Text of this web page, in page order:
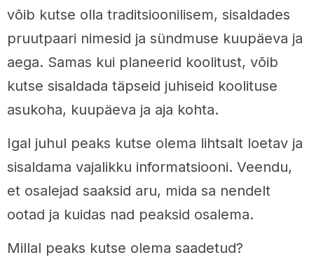
võib kutse olla traditsioonilisem, sisaldades
pruutpaari nimesid ja sündmuse kuupäeva ja
aega. Samas kui planeerid koolitust, võib
kutse sisaldada täpseid juhiseid koolituse
asukoha, kuupäeva ja aja kohta.
Igal juhul peaks kutse olema lihtsalt loetav ja
sisaldama vajalikku informatsiooni. Veendu,
et osalejad saaksid aru, mida sa nendelt
ootad ja kuidas nad peaksid osalema.
Millal peaks kutse olema saadetud?